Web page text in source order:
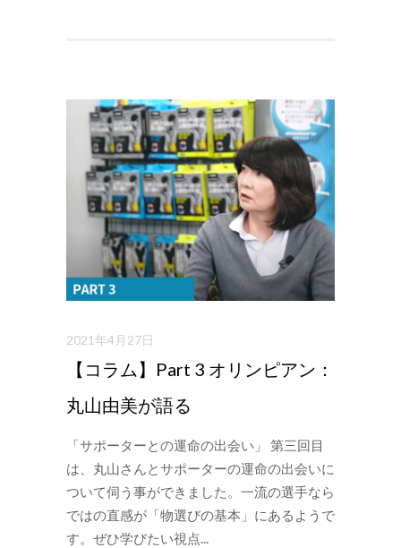
2021年4月27日
【コラム】Part 3 オリンピアン：
丸山由美が語る
「サポーターとの運命の出会い」 第三回目
は、丸山さんとサポーターの運命の出会いに
ついて伺う事ができました。一流の選手なら
ではの直感が「物選びの基本」にあるようで
す。ぜひ学びたい視点...